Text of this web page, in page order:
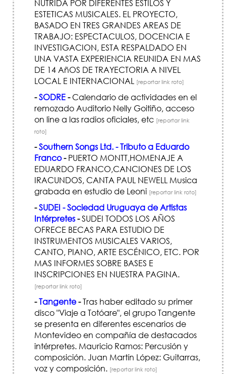
NUTRIDA POR DIFERENTES ESTILOS Y
ESTETICAS MUSICALES. EL PROYECTO,
BASADO EN TRES GRANDES AREAS DE
TRABAJO: ESPECTACULOS, DOCENCIA E
INVESTIGACION, ESTA RESPALDADO EN
UNA VASTA EXPERIENCIA REUNIDA EN MAS
DE 14 AñOS DE TRAYECTORIA A NIVEL
LOCAL E INTERNACIONAL [reportar link roto]
-SODRE-Calendario de actividades en el
remozado Auditorio Nelly Goitiño, acceso
on line a las radios oficiales, etc [reportar link
roto]
-Southern Songs Ltd. - Tributo a Eduardo
Franco-PUERTO MONTT,HOMENAJE A
EDUARDO FRANCO,CANCIONES DE LOS
IRACUNDOS, CANTA PAUL NEWELL Musica
grabada en estudio de Leoni [reportar link roto]
-SUDEI - Sociedad Uruguaya de Artistas
Intérpretes-SUDEI TODOS LOS AÑOS
OFRECE BECAS PARA ESTUDIO DE
INSTRUMENTOS MUSICALES VARIOS,
CANTO, PIANO, ARTE ESCÉNICO, ETC. POR
MAS INFORMES SOBRE BASES E
INSCRIPCIONES EN NUESTRA PAGINA.
[reportar link roto]
-Tangente-Tras haber editado su primer
disco "Viaje a Totóare", el grupo Tangente
se presenta en diferentes escenarios de
Montevideo en compañía de destacados
intérpretes. Mauricio Ramos: Percusión y
composición. Juan Martín López: Guitarras,
voz y composición. [reportar link roto]